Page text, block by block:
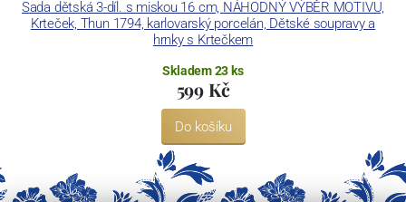
Sada dětská 3-díl. s miskou 16 cm, NÁHODNÝ VÝBĚR MOTIVU,
Krteček, Thun 1794, karlovarský porcelán, Dětské soupravy a
hrnky s Krtečkem
Skladem 23 ks
599 Kč
Do košíku